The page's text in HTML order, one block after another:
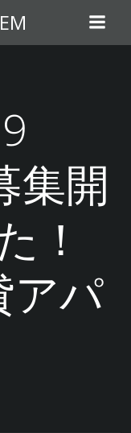
集開
！
アパ